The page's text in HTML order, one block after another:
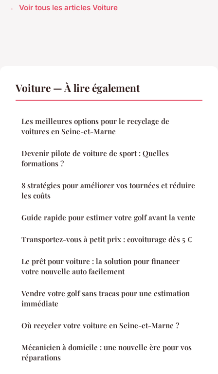
← Voir tous les articles Voiture
Voiture — À lire également
Les meilleures options pour le recyclage de
voitures en Seine-et-Marne
Devenir pilote de voiture de sport : Quelles
formations ?
8 stratégies pour améliorer vos tournées et réduire
les coûts
Guide rapide pour estimer votre golf avant la vente
Transportez-vous à petit prix : covoiturage dès 5 €
Le prêt pour voiture : la solution pour financer
votre nouvelle auto facilement
Vendre votre golf sans tracas pour une estimation
immédiate
Où recycler votre voiture en Seine-et-Marne ?
Mécanicien à domicile : une nouvelle ère pour vos
réparations